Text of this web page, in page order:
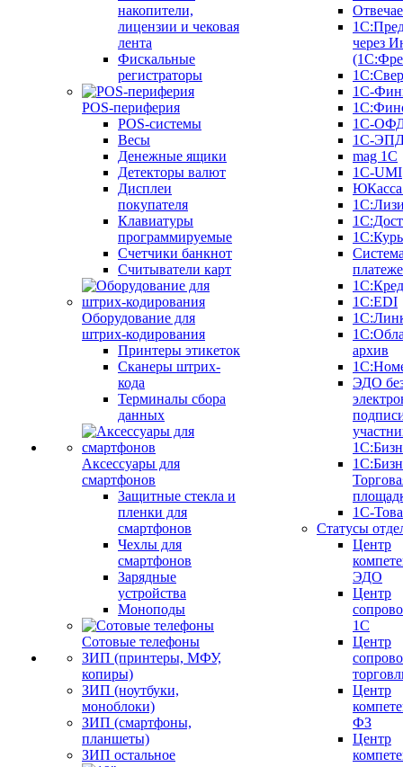
накопители,
лицензии и чековая
лента
Фискальные
регистраторы
POS-периферия
POS-системы
Весы
Денежные ящики
Детекторы валют
Дисплеи
покупателя
Клавиатуры
программируемые
Счетчики банкнот
Считыватели карт
Оборудование для
штрих-кодирования
Принтеры этикеток
Сканеры штрих-
кода
Терминалы сбора
данных
Аксессуары для
смартфонов
Защитные стекла и
пленки для
смартфонов
Чехлы для
смартфонов
Зарядные
устройства
Моноподы
Сотовые телефоны
ЗИП (принтеры, МФУ,
копиры)
ЗИП (ноутбуки,
моноблоки)
ЗИП (смартфоны,
планшеты)
ЗИП остальное
через
1С-
1С-
1С-
mag 1C
1C-UMI
1С:EDI
архив
ЭДО
1С-
Статусы
Центр
ЭДО
Центр
1С
Центр
Центр
ФЗ
Центр